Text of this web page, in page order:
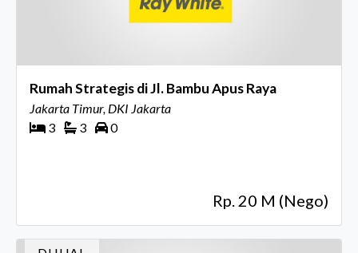
Rumah Strategis di Jl. Bambu Apus Raya
Jakarta Timur, DKI Jakarta
3
3 0
Rp. 20 M (Nego)